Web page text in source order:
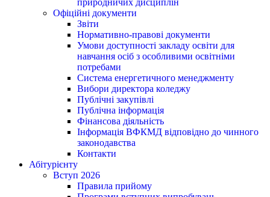
Офіційні документи
Звіти
Нормативно-правові документи
Умови доступності закладу освіти для
навчання осіб з особливими освітніми
потребами
Система енергетичного менеджменту
Вибори директора коледжу
Публічні закупівлі
Публічна інформація
Фінансова діяльність
Інформація ВФКМД відповідно до чинного
законодавства
Контакти
Абітурієнту
Вступ 2026
Правила прийому